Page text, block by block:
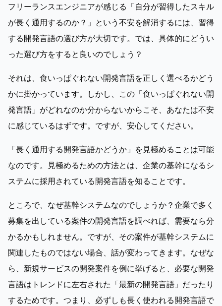
フリーランスエンジニアが感じる「自分が習得したスキル
が長く通用するのか？」という不安を解消するには、習得
する開発言語の選び方が大切です。では、具体的にどうい
った選び方をすると良いのでしょう？
それは、食いっぱぐれない開発言語を正しく選べるかどう
かに掛かっています。しかし、この「食いっぱぐれない開
発言語」がどれなのか分からないからこそ、あなたは不安
に感じているはずです。ですが、安心してください。
「長く通用する開発言語かどうか」を見極めることは可能
なのです。見極めるための方法とは、企業の基幹になるシ
ステムに採用されている開発言語を知ることです。
ところで、なぜ基幹システムなのでしょうか？企業で多く
募集を出している案件の開発言語を調べれば、需要なら分
かるかもしれません。ですが、その案件が基幹システムに
関連したものではない場合、話が変わってきます。なぜな
ら、新規サービスの開発案件を例に挙げると、必要な開発
言語はトレンドに左右された「最新の開発言語」だったり
するためです。つまり、必ずしも長く使われる開発言語で